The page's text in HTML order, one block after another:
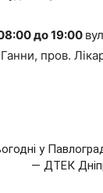
до 19:00
пров.
у
— ДТЕК